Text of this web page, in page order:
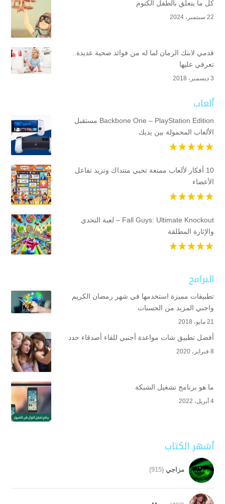
كل ما يتعلق بالطفل الكتوم
22 سبتمبر، 2024
قدمي لابنك الرمان لما له من فوائد صحية عديدة..
تعرفي عليها
3 ديسمبر، 2018
ألعاب
Backbone One – PlayStation Edition مستقبل
الألعاب المحمولة بين يديك
10 أفكار لألعاب ممتعة تحيي منتداك وتزيد تفاعل
الأعضاء
Fall Guys: Ultimate Knockout – لعبة التحدي
والإثارة المطلقة
البرامج
تطبيقات مميزة استخدمها في شهر رمضان الكريم
واجني المزيد من الحسنات
21 مايو، 2018
أفضل تطبيق شات مواعدة أجنبي للقاء أصدقاء جدد
8 فبراير، 2020
ما هو برنامج تشغيل الشبكة
4 أبريل، 2022
أشهر الكتاب
مزاجي (915)